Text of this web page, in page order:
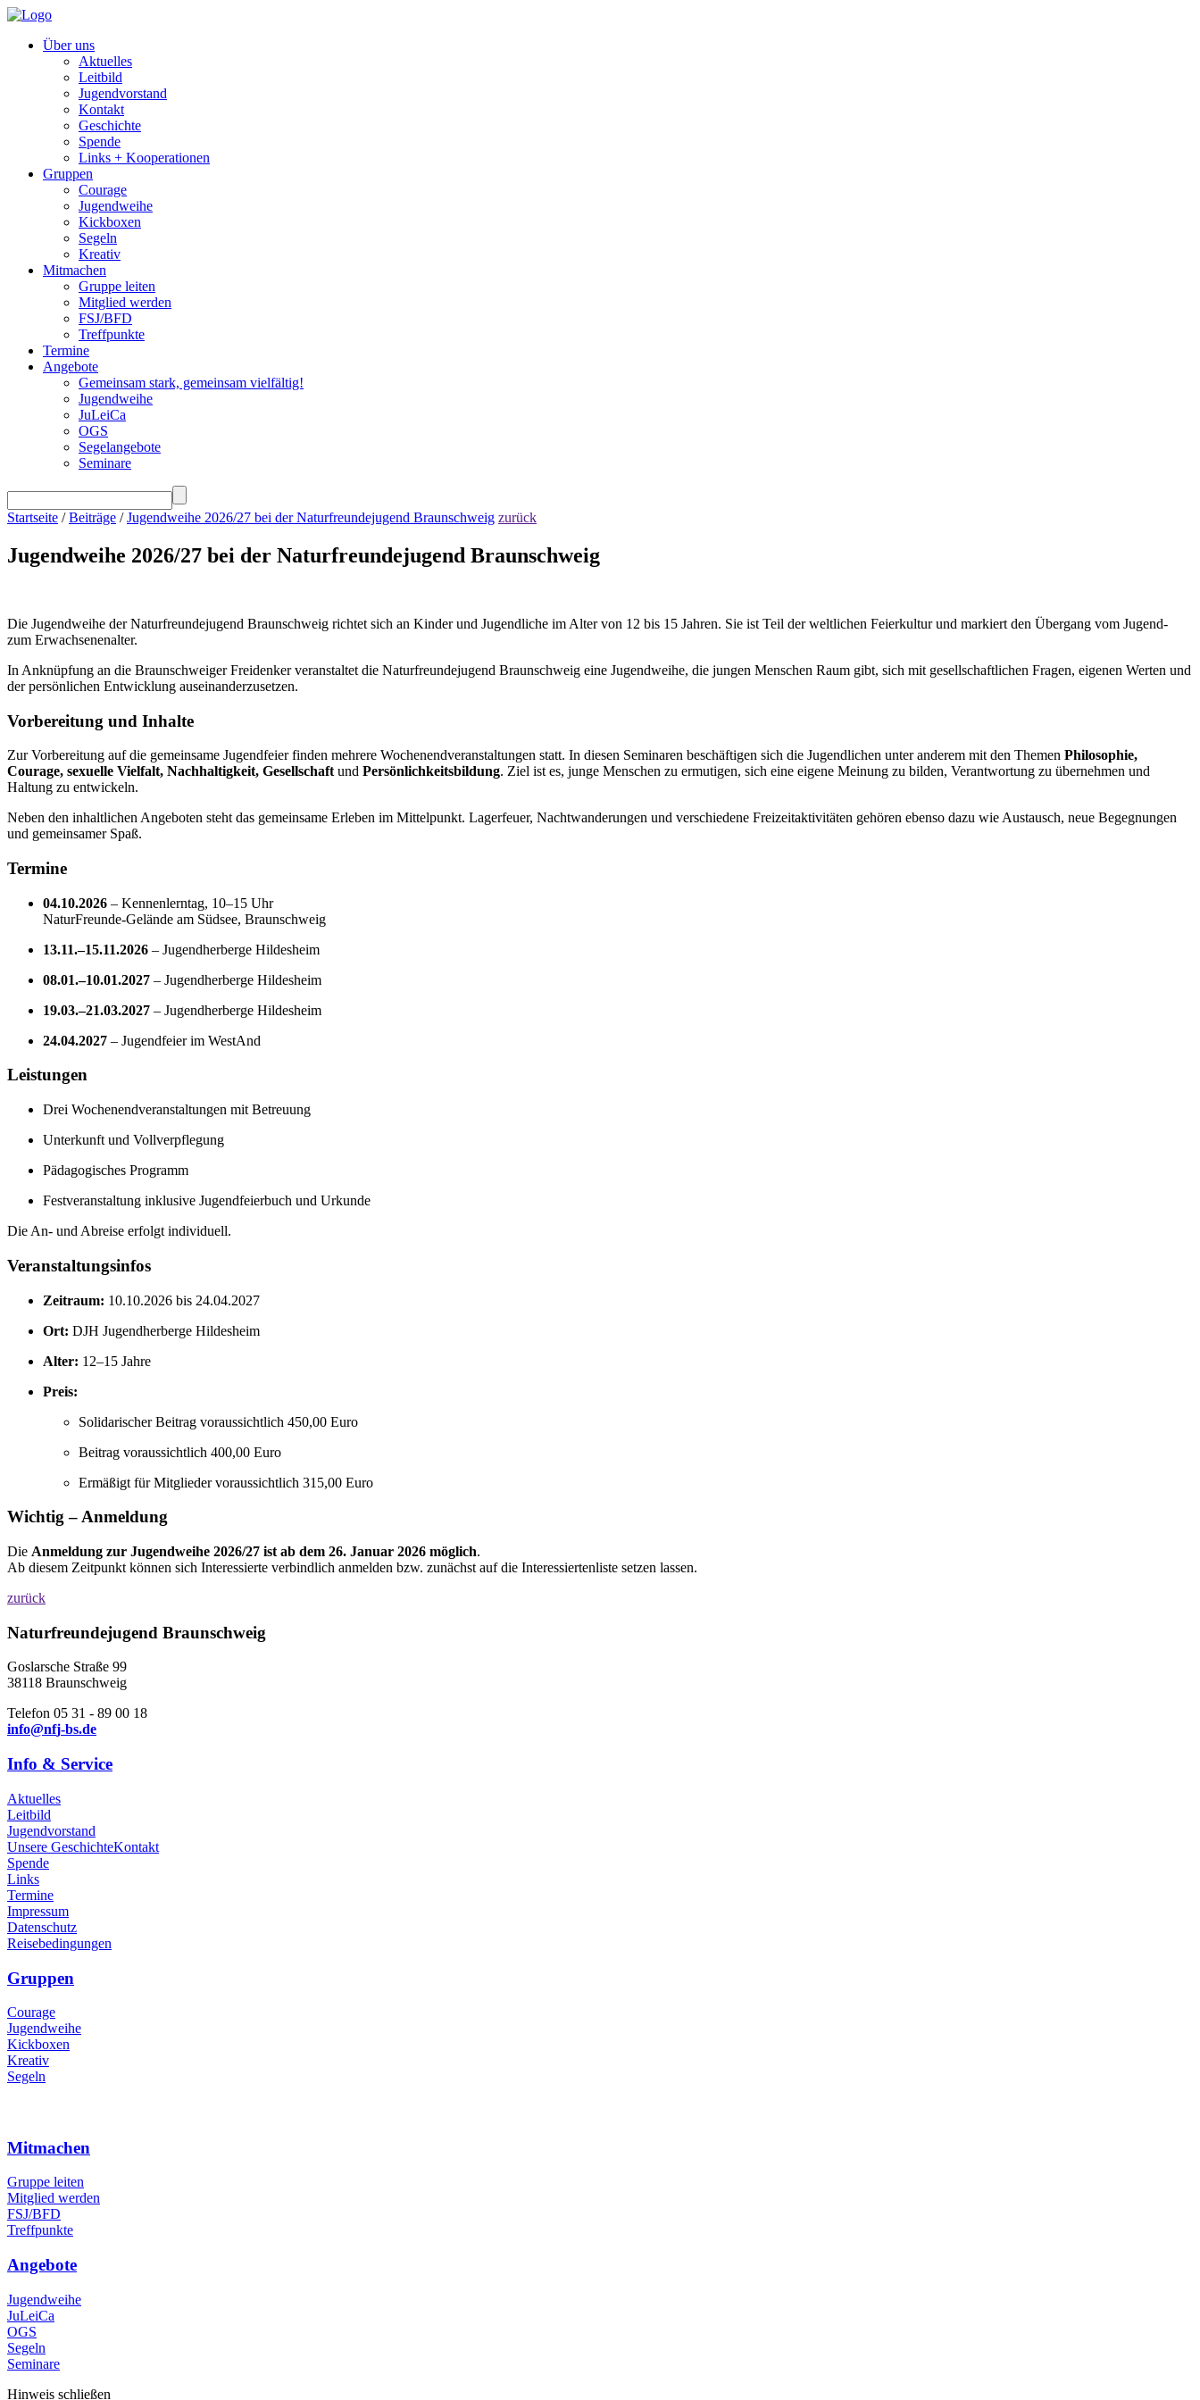
Über uns
Aktuelles
Leitbild
Jugendvorstand
Kontakt
Geschichte
Spende
Links + Kooperationen
Gruppen
Courage
Jugendweihe
Kickboxen
Segeln
Kreativ
Mitmachen
Gruppe leiten
Mitglied werden
FSJ/BFD
Treffpunkte
Termine
Angebote
Gemeinsam stark, gemeinsam vielfältig!
Jugendweihe
JuLeiCa
OGS
Segelangebote
Seminare
Startseite /Beiträge /Jugendweihe 2026/27 bei der Naturfreundejugend Braunschweig zurück
Jugendweihe 2026/27 bei der Naturfreundejugend Braunschweig
Die Jugendweihe der Naturfreundejugend Braunschweig richtet sich an Kinder und Jugendliche im Alter von 12 bis 15 Jahren. Sie ist Teil der weltlichen Feierkultur und markiert den Übergang vom Jugend-
zum Erwachsenenalter.
In Anknüpfung an die Braunschweiger Freidenker veranstaltet die Naturfreundejugend Braunschweig eine Jugendweihe, die jungen Menschen Raum gibt, sich mit gesellschaftlichen Fragen, eigenen Werten und
der persönlichen Entwicklung auseinanderzusetzen.
Vorbereitung und Inhalte
Zur Vorbereitung auf die gemeinsame Jugendfeier finden mehrere Wochenendveranstaltungen statt. In diesen Seminaren beschäftigen sich die Jugendlichen unter anderem mit den Themen Philosophie,
Courage, sexuelle Vielfalt, Nachhaltigkeit, Gesellschaft und Persönlichkeitsbildung. Ziel ist es, junge Menschen zu ermutigen, sich eine eigene Meinung zu bilden, Verantwortung zu übernehmen und
Haltung zu entwickeln.
Neben den inhaltlichen Angeboten steht das gemeinsame Erleben im Mittelpunkt. Lagerfeuer, Nachtwanderungen und verschiedene Freizeitaktivitäten gehören ebenso dazu wie Austausch, neue Begegnungen
und gemeinsamer Spaß.
Termine
04.10.2026 – Kennenlerntag, 10–15 Uhr
NaturFreunde-Gelände am Südsee, Braunschweig
13.11.–15.11.2026 – Jugendherberge Hildesheim
08.01.–10.01.2027 – Jugendherberge Hildesheim
19.03.–21.03.2027 – Jugendherberge Hildesheim
24.04.2027 – Jugendfeier im WestAnd
Leistungen
Drei Wochenendveranstaltungen mit Betreuung
Unterkunft und Vollverpflegung
Pädagogisches Programm
Festveranstaltung inklusive Jugendfeierbuch und Urkunde
Die An- und Abreise erfolgt individuell.
Veranstaltungsinfos
Zeitraum: 10.10.2026 bis 24.04.2027
Ort: DJH Jugendherberge Hildesheim
Alter: 12–15 Jahre
Preis:
Solidarischer Beitrag voraussichtlich 450,00 Euro
Beitrag voraussichtlich 400,00 Euro
Ermäßigt für Mitglieder voraussichtlich 315,00 Euro
Wichtig – Anmeldung
Die Anmeldung zur Jugendweihe 2026/27 ist ab dem 26. Januar 2026 möglich.
Ab diesem Zeitpunkt können sich Interessierte verbindlich anmelden bzw. zunächst auf die Interessiertenliste setzen lassen.
zurück
Naturfreundejugend Braunschweig
Goslarsche Straße 99
38118 Braunschweig
Telefon 05 31 - 89 00 18
info nfj-bs.de
Info & Service
Aktuelles
Leitbild
Jugendvorstand
Unsere GeschichteKontakt
Spende
Links
Termine
Impressum
Datenschutz
Reisebedingungen
Gruppen
Courage
Jugendweihe
Kickboxen
Kreativ
Segeln
Mitmachen
Gruppe leiten
Mitglied werden
FSJ/BFD
Treffpunkte
Angebote
Jugendweihe
JuLeiCa
OGS
Segeln
Seminare
Hinweis schließen